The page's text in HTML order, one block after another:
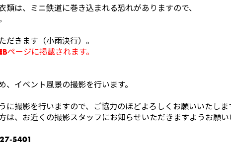
は、ミニ鉄道に巻き込まれる恐れがありますので、
きます（小雨決行）。
ページに掲載されます。
イベント風景の撮影を行います。
に撮影を行いますので、ご協力のほどよろしくお願いいたしま
は、お近くの撮影スタッフにお知らせいただきますようお願い
5401